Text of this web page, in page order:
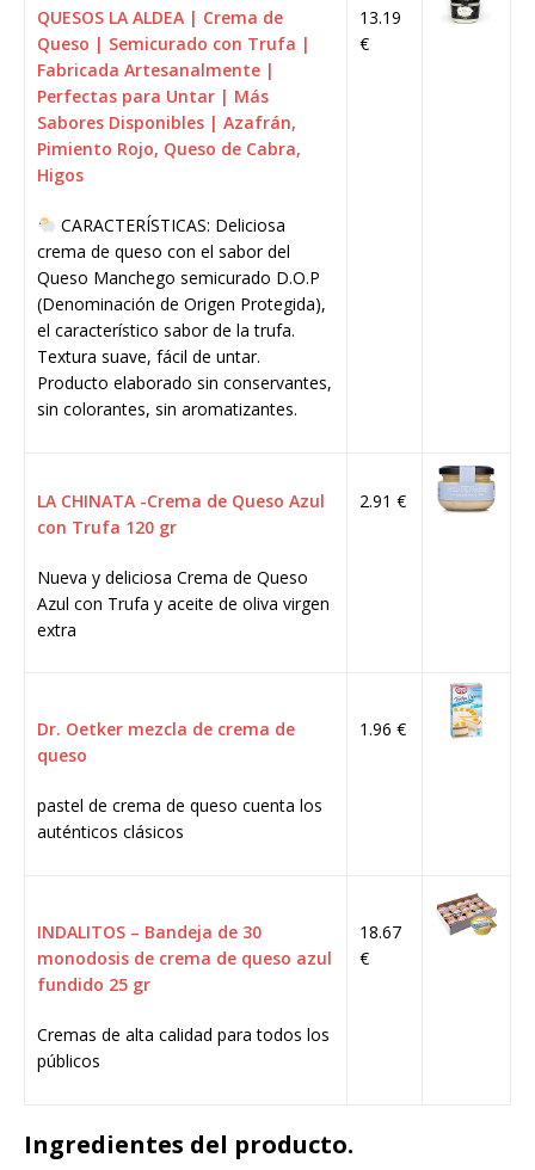
QUESOS LA ALDEA | Crema de
Queso | Semicurado con Trufa |
Fabricada Artesanalmente |
Perfectas para Untar | Más
Sabores Disponibles | Azafrán,
Pimiento Rojo, Queso de Cabra,
Higos
CARACTERÍSTICAS: Deliciosa
crema de queso con el sabor del
Queso Manchego semicurado D.O.P
(Denominación de Origen Protegida),
el característico sabor de la trufa.
Textura suave, fácil de untar.
Producto elaborado sin conservantes,
sin colorantes, sin aromatizantes.
13.19
€
LA CHINATA -Crema de Queso Azul
con Trufa 120 gr
Nueva y deliciosa Crema de Queso
Azul con Trufa y aceite de oliva virgen
extra
2.91 €
Dr. Oetker mezcla de crema de
queso
pastel de crema de queso cuenta los
auténticos clásicos
1.96 €
INDALITOS – Bandeja de 30
monodosis de crema de queso azul
fundido 25 gr
Cremas de alta calidad para todos los
públicos
18.67
€
Ingredientes del producto.